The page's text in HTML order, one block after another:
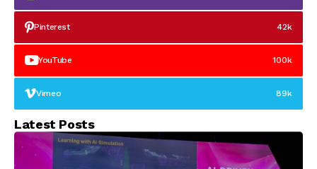
Pinterest 42k
YouTube 100k
Vimeo 89k
Latest Posts